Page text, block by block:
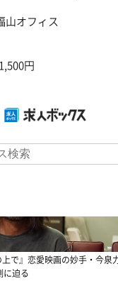
山オフィス
円
で』恋愛映画の妙手・今泉
に迫る